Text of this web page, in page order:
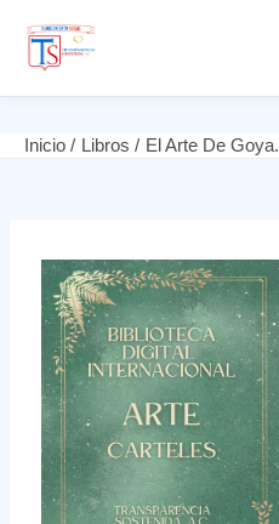
Inicio Libros El Arte De Goya.